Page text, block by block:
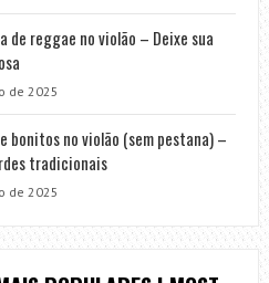
de reggae no violão – Deixe sua
de 2025
bonitos no violão (sem pestana) –
tradicionais
de 2025